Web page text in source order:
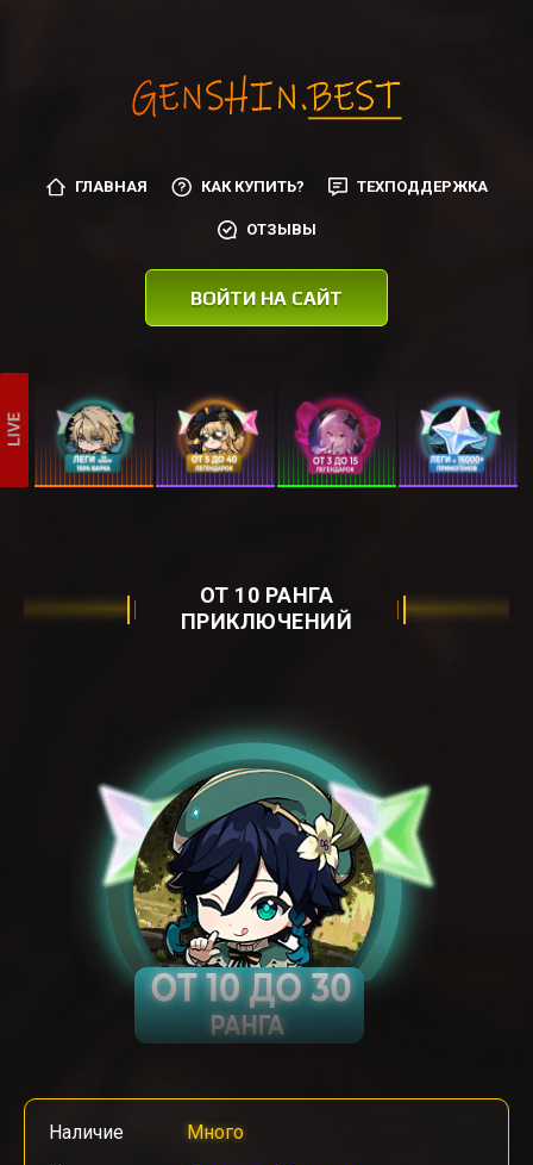
ГЛАВНАЯ КАК КУПИТЬ? ТЕХПОДДЕРЖКА
ОТЗЫВЫ
ВОЙТИ НА САЙТ
ОТ 10 РАНГА
ПРИКЛЮЧЕНИЙ
Наличие
Много